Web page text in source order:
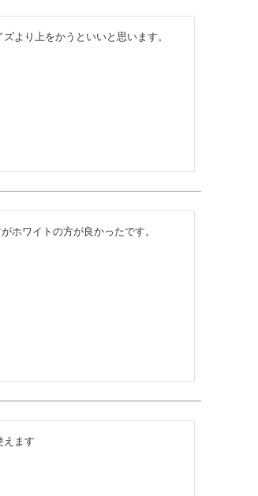
より上をかうといいと思います。
ホワイトの方が良かったです。
えます